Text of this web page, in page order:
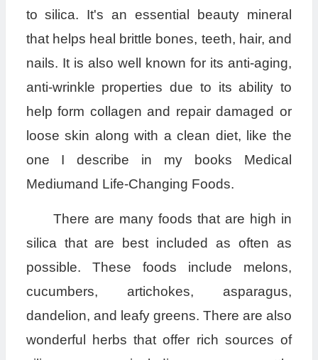
to silica. It's an essential beauty mineral
that helps heal brittle bones, teeth, hair, and
nails. It is also well known for its anti-aging,
anti-wrinkle properties due to its ability to
help form collagen and repair damaged or
loose skin along with a clean diet, like the
one I describe in my books Medical
Mediumand Life-Changing Foods.
There are many foods that are high in
silica that are best included as often as
possible. These foods include melons,
cucumbers, artichokes, asparagus,
dandelion, and leafy greens. There are also
wonderful herbs that offer rich sources of